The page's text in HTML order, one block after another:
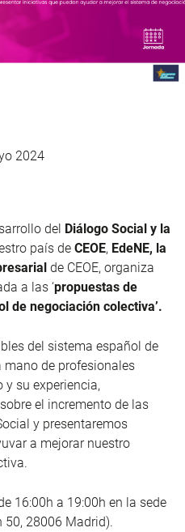
2024
del Diálogo Social y la
país de CEOE, EdeNE, la
de CEOE, organiza
a las ‘propuestas de
de negociación colectiva’.
del sistema español de
mano de profesionales
su experiencia,
el incremento de las
y presentaremos
a mejorar nuestro
16:00h a 19:00h en la sede
50, 28006 Madrid).